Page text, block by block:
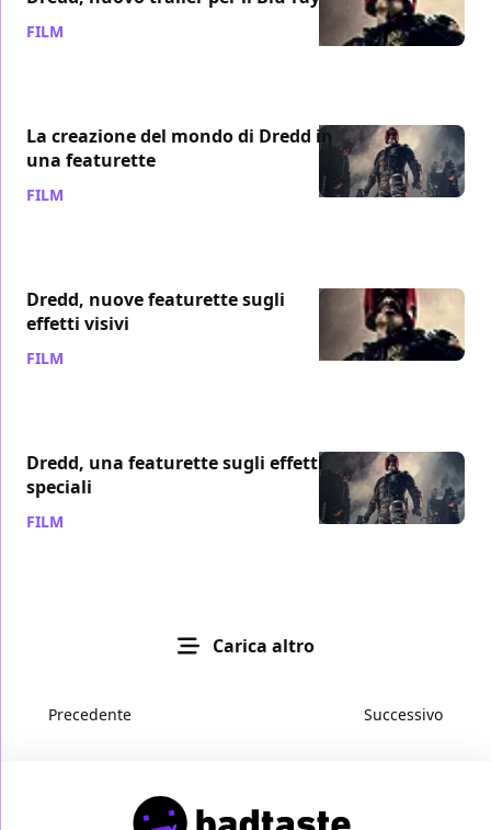
FILM
La creazione del mondo di Dredd in
una featurette
FILM
Dredd, nuove featurette sugli
effetti visivi
FILM
Dredd, una featurette sugli effetti
speciali
FILM
Carica altro
Precedente Successivo